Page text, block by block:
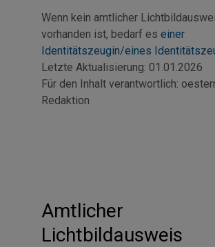
Wenn kein amtlicher
vorhanden ist, bedarf es einer
Identitätszeugin/eines
Letzte Aktualisierung: 01.01.2026
Für den Inhalt verantwortlich:
Redaktion
Amtlicher
Lichtbildausweis